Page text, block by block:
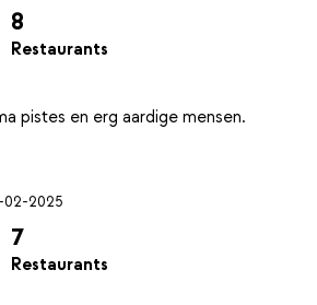
8
Restaurants
02-2025
7
Restaurants